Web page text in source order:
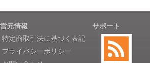
が届きます。
（女性）
頂き、対応に誠実さを感じました」
元情報
特定商取引法に基づく表記
プライバシーポリシー
サポート